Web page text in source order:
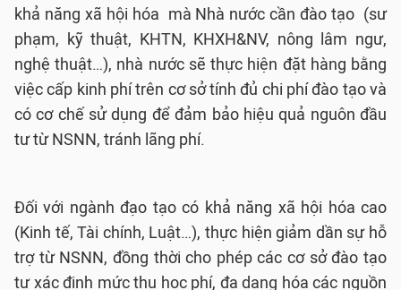
khả năng xã hội hóa mà Nhà nước cần đào tạo (sư
phạm, kỹ thuật, KHTN, KHXH&NV, nông lâm ngư,
nghệ thuật…), nhà nước sẽ thực hiện đặt hàng bằng
việc cấp kinh phí trên cơ sở tính đủ chi phí đào tạo và
có cơ chế sử dụng để đảm bảo hiệu quả nguôn đầu
tư từ NSNN, tránh lãng phí.
Đối với ngành đạo tạo có khả năng xã hội hóa cao
(Kinh tế, Tài chính, Luật…), thực hiện giảm dần sự hỗ
trợ từ NSNN, đồng thời cho phép các cơ sở đào tạo
tự xác định mức thu học phí, đa dạng hóa các nguồn